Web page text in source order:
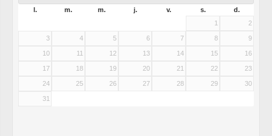
l. m. m. j. v. s.
d.
1
2
3 4 5 6 7 8 9
10 11 12 13 14 15 16
17 18 19 20 21 22 23
24 25 26 27 28 29 30
31